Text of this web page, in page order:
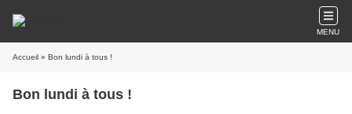
MENU
Accueil » Bon lundi à tous !
Bon lundi à tous !